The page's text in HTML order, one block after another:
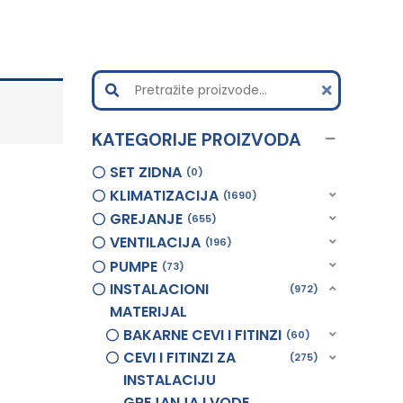
KATEGORIJE PROIZVODA
SET ZIDNA 0
KLIMATIZACIJA 1690
GREJANJE 655
VENTILACIJA 196
PUMPE 73
INSTALACIONI
MATERIJAL
972
BAKARNE CEVI I FITINZI 60
CEVI I FITINZI ZA
INSTALACIJU
275